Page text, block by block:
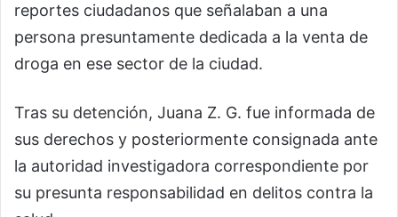
reportes ciudadanos que señalaban a una
persona presuntamente dedicada a la venta de
droga en ese sector de la ciudad.
Tras su detención, Juana Z. G. fue informada de
sus derechos y posteriormente consignada ante
la autoridad investigadora correspondiente por
su presunta responsabilidad en delitos contra la